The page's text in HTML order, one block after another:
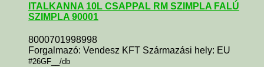
ITALKANNA 10L CSAPPAL RM SZIMPLA FALÚ
SZIMPLA 90001
8000701998998
Forgalmazó: Vendesz KFT Származási hely: EU
#26GF__/db